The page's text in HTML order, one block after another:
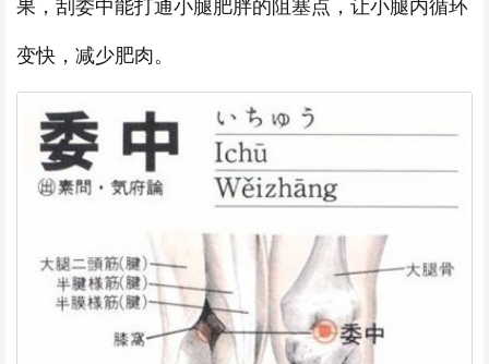
果，刮委中能打通小腿肥胖的阻塞点，让小腿内循环
变快，减少肥肉。